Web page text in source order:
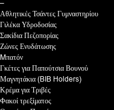
–
Αθλητικές Τσάντες Γυμναστηρίου
Γιλέκα Υδροδοσίας
Σακίδια Πεζοπορίας
Ζώνες Ενυδάτωσης
Mπατόν
Γκέτες για Παπούτσια Βουνού
Μαγνητάκια (BIB Holders)
Κρέμα για Τριβές
Φακοί τρεξίματος